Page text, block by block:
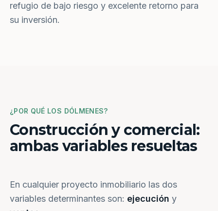
refugio de bajo riesgo y excelente retorno para
su inversión.
¿POR QUÉ LOS DÓLMENES?
Construcción y comercial:
ambas variables resueltas
En cualquier proyecto inmobiliario las dos
variables determinantes son: ejecución y